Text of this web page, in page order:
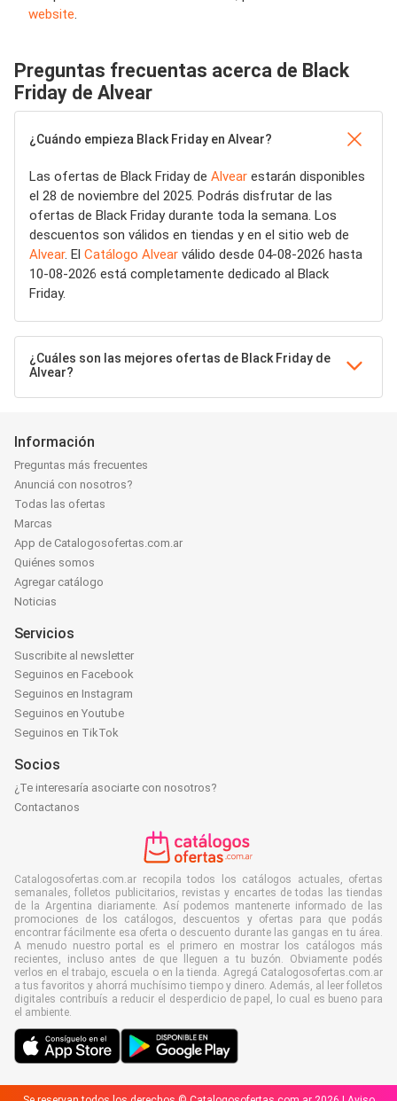
website.
Preguntas frecuentas acerca de Black
Friday de Alvear
¿Cuándo empieza Black Friday en Alvear?
Las ofertas de Black Friday de Alvear estarán disponibles
el 28 de noviembre del 2025. Podrás disfrutar de las
ofertas de Black Friday durante toda la semana. Los
descuentos son válidos en tiendas y en el sitio web de
Alvear. El Catálogo Alvear válido desde 04-08-2026 hasta
10-08-2026 está completamente dedicado al Black
Friday.
¿Cuáles son las mejores ofertas de Black Friday de
Alvear?
Información
Preguntas más frecuentes
Anunciá con nosotros?
Todas las ofertas
Marcas
App de Catalogosofertas.com.ar
Quiénes somos
Agregar catálogo
Noticias
Servicios
Suscribite al newsletter
Seguinos en Facebook
Seguinos en Instagram
Seguinos en Youtube
Seguinos en TikTok
Socios
¿Te interesaría asociarte con nosotros?
Contactanos
Catalogosofertas.com.ar recopila todos los catálogos actuales, ofertas
semanales, folletos publicitarios, revistas y encartes de todas las tiendas
de la Argentina diariamente. Así podemos mantenerte informado de las
promociones de los catálogos, descuentos y ofertas para que podás
encontrar fácilmente esa oferta o descuento durante las gangas en tu área.
A menudo nuestro portal es el primero en mostrar los catálogos más
recientes, incluso antes de que lleguen a tu buzón. Obviamente podés
verlos en el trabajo, escuela o en la tienda. Agregá Catalogosofertas.com.ar
a tus favoritos y ahorrá muchísimo tiempo y dinero. Además, al leer folletos
digitales contribuís a reducir el desperdicio de papel, lo cual es bueno para
el ambiente.